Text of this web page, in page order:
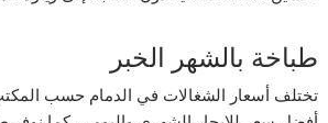
طباخة بالشهر الخبر
تختلف أسعار الشغالات في الدمام حسب